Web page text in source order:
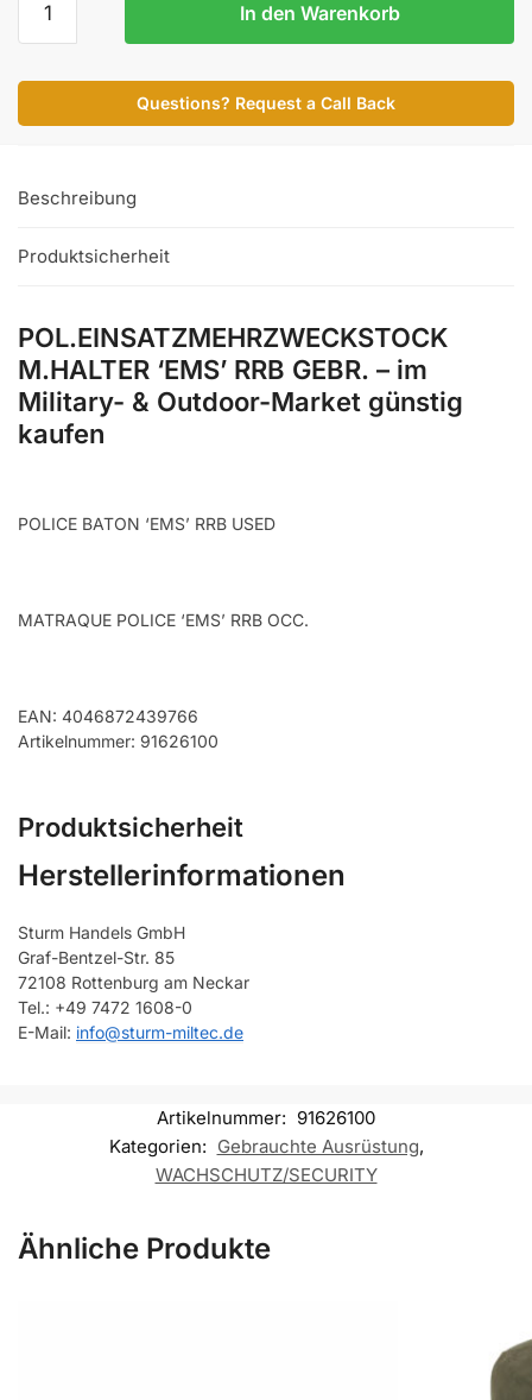
M.HALTER
RRB
In den Warenkorb
Questions? Request a Call Back
Beschreibung
Produktsicherheit
POL.EINSATZMEHRZWECKSTOCK
M.HALTER ‘EMS’ RRB GEBR. – im
Military- & Outdoor-Market günstig
kaufen
POLICE BATON ‘EMS’ RRB USED
MATRAQUE POLICE ‘EMS’ RRB OCC.
EAN: 4046872439766
Artikelnummer: 91626100
Produktsicherheit
Herstellerinformationen
Sturm Handels GmbH
Graf-Bentzel-Str. 85
72108 Rottenburg am Neckar
Tel.: +49 7472 1608-0
E-Mail: info@sturm-miltec.de
Artikelnummer: 91626100
Kategorien: Gebrauchte Ausrüstung,
WACHSCHUTZ/SECURITY
Ähnliche Produkte